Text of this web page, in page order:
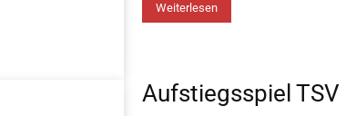
Weiterlesen
Aufstiegsspiel TSV